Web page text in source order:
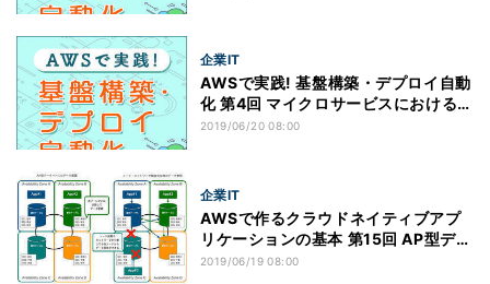
企業IT
AWSで実践! 基盤構築・デプロイ自動
化 第4回 マイクロサービスにおけるテ
スト自動化とテスト戦略
2019/06/20 08:00
企業IT
AWSで作るクラウドネイティブアプ
リケーションの基本 第15回 AP型デー
タベースAmazon DynamoDBと
2019/06/19 08:00